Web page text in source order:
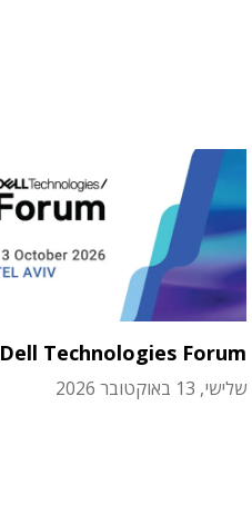
Dell Technologies Forum
שלישי, 13 באוקטובר 2026